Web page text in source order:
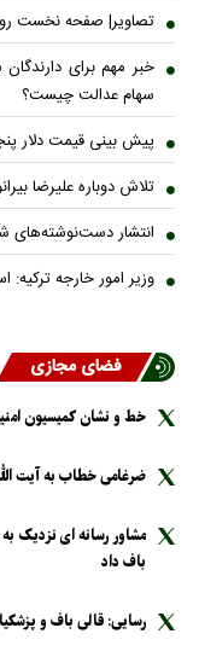
تصاویر| صفحه نخست روزنامه‌ها
سهام عدالت چیست؟
پیش ‌بینی قیمت دلار پنجشنبه ۱۵
تلاش دوباره علیرضا
انتشار دست‌نوشته‌های
وزیر امور خارجه ترکیه:
فضای مجازی
خط و نشان کمیسیون
ضرغامی خطاب به آیت
مشاور رسانه ای نزدیک
باف داد
رسایی: قالی باف و